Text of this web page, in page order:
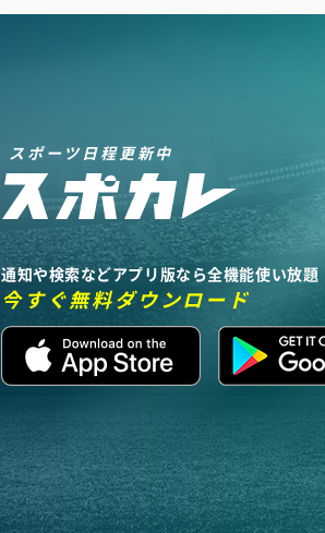
スポーツ日程更新中
通知や検索などアプリ版なら全機能使い放題
今すぐ無料ダウンロード